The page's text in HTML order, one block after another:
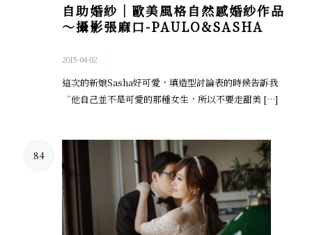
自助婚紗│歐美風格自然感婚紗作品
～攝影張麻口-PAULO&SASHA
2015-04-02
這次的新娘Sasha好可愛，填造型討論表的時候告訴我
“他自己並不是可愛的那種女生，所以不要走甜美 […]
84